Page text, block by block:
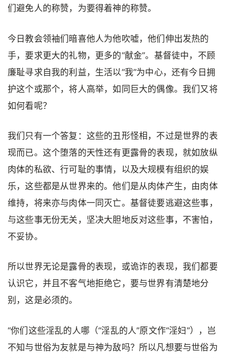
们避免人的称赞，为要得着神的称赞。
今日教会领袖们暗喜他人为他吹嘘，他们伸出发热的
手，要求更大的礼物，更多的“献金”。基督徒中，不顾
廉耻寻求自我的利益，生活以“我”为中心，还有今日拥
护这个或那个，将人高举，如同巨大的偶像。我们又将
如何看呢？
我们只有一个答复：这些的丑形怪相，不过是世界的表
现而已。这个堕落的天性还有更露骨的表现，就如放纵
肉体的私欲、行可耻的事情，以及大规模有组织的娱
乐，这些都是从世界来的。他们是从肉体产生，由肉体
维持，将来亦与肉体一同灭亡。基督徒要逃避这些事，
与这些事无份无关，坚决大胆地反对这些事，不害怕，
不妥协。
所以世界无论是露骨的表现，或诡诈的表现，我们都要
认识它，并且不客气地拒绝它，要与世界有清楚地分
别，这是必须的。
“你们这些淫乱的人哪（“淫乱的人”原文作“淫妇”），岂
不知与世俗为友就是与神为敌吗？所以凡想要与世俗为